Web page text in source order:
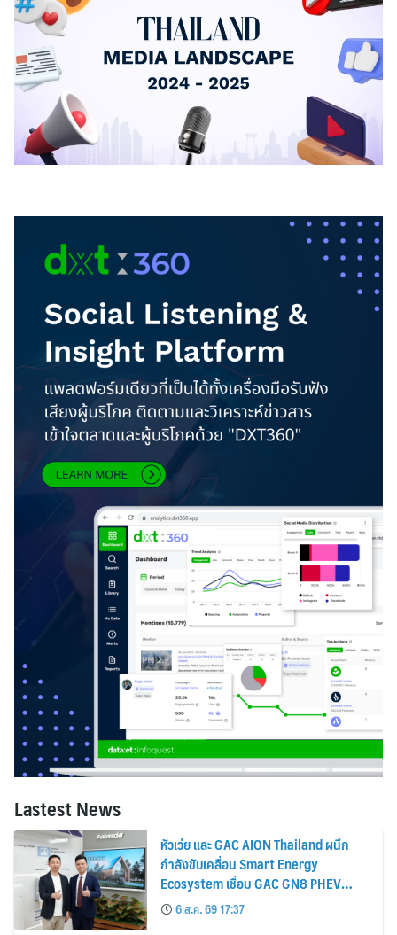
Lastest News
หัวเว่ย และ GAC AION Thailand ผนึก
กำลังขับเคลื่อน Smart Energy
Ecosystem เชื่อม GAC GN8 PHEV
รถยนต์ MPV ระดับพรีเมียม เข้ากับ
พลังงานแสงอาทิตย์ภายในบ้าน
6 ส.ค. 69 17:37